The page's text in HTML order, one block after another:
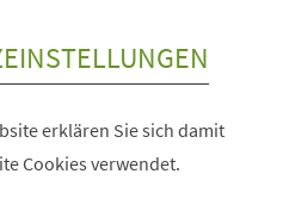
erklären Sie sich damit
Cookies verwendet.